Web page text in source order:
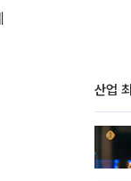
산업